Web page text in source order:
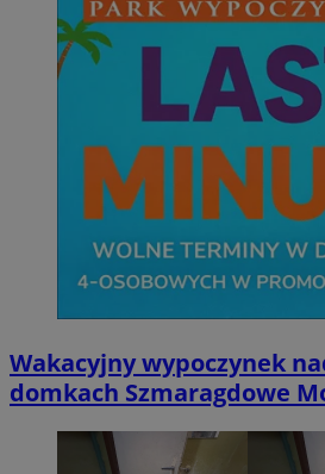
Wakacyjny wypoczynek
domkach Szmaragdowe